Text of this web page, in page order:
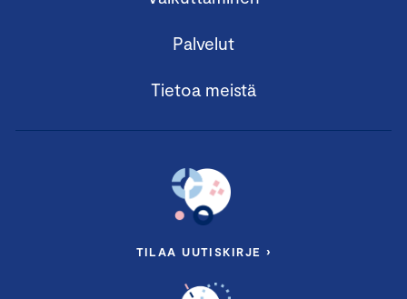
Palvelut
Tietoa meistä
TILAA UUTISKIRJE ›